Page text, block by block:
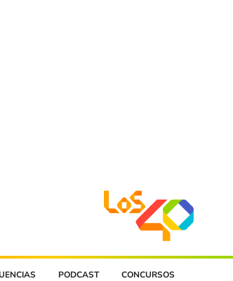
PODCAST CONCURSOS